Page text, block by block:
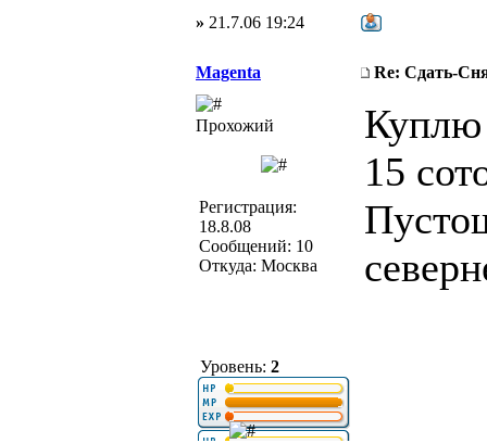
» 21.7.06 19:24
Magenta Re: Сдать-
Прохожий
Регистрация:
18.8.08
Сообщений: 10
Откуда: Москва
Уровень: 2
Куплю
15